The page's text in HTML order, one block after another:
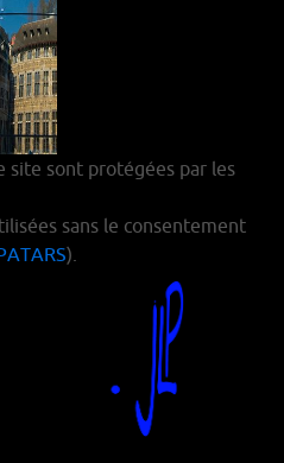
site sont protégées par les
sans le consentement
).